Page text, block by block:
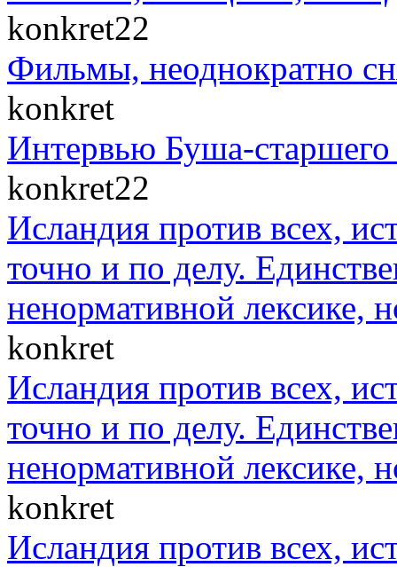
konkret22
Фильмы, неоднократно
konkret
Интервью Буша-старшего
konkret22
Исландия против всех,
точно и по делу.
ненормативной лексике,
konkret
Исландия против всех,
точно и по делу.
ненормативной лексике,
konkret
Исландия против всех,